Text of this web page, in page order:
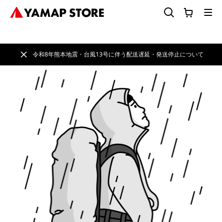
令和8年熊本地震・台風13号に伴う配送遅延・発送停止について